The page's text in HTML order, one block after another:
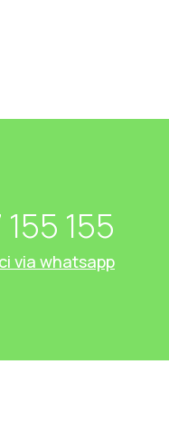
155
via whatsapp